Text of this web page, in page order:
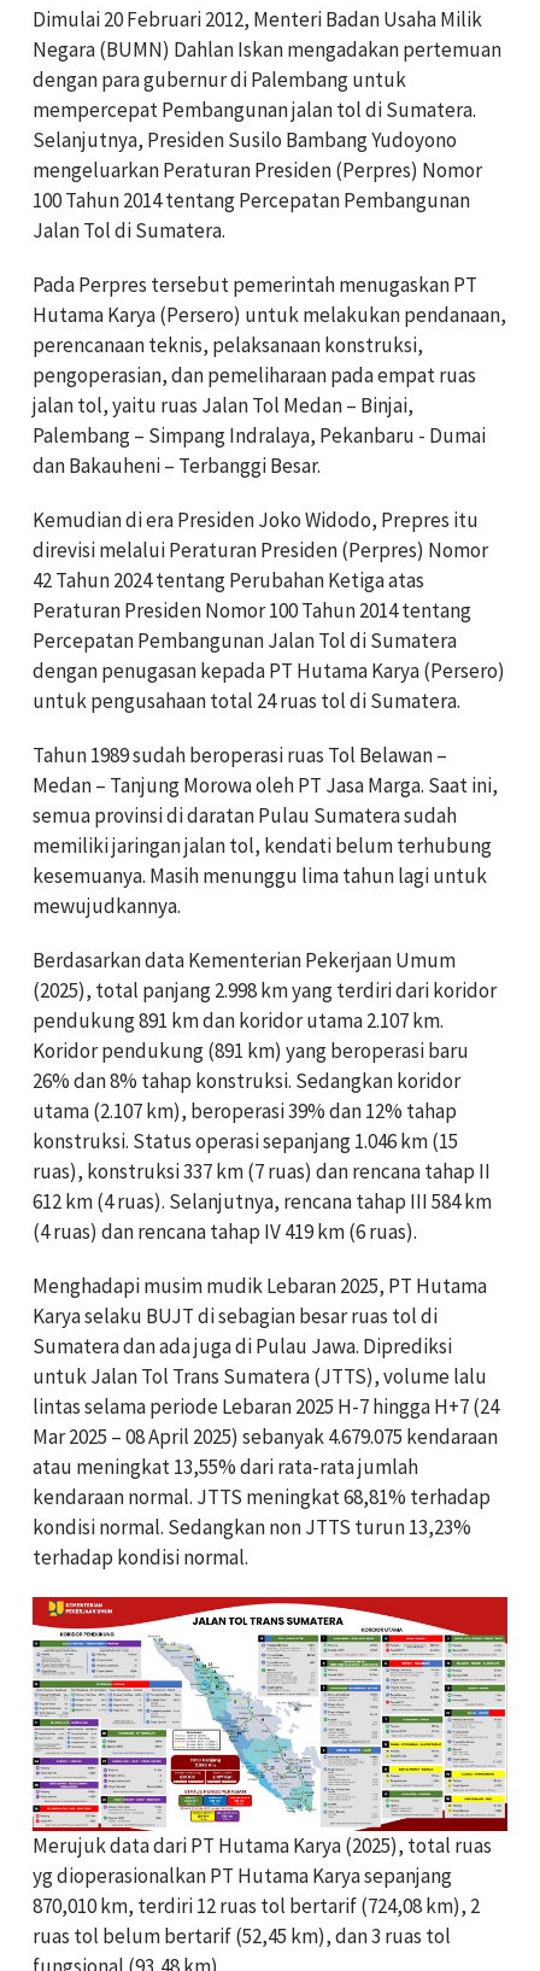
Dimulai 20 Februari 2012, Menteri Badan Usaha Milik
Negara (BUMN) Dahlan Iskan mengadakan pertemuan
dengan para gubernur di Palembang untuk
mempercepat Pembangunan jalan tol di Sumatera.
Selanjutnya, Presiden Susilo Bambang Yudoyono
mengeluarkan Peraturan Presiden (Perpres) Nomor
100 Tahun 2014 tentang Percepatan Pembangunan
Jalan Tol di Sumatera.
Pada Perpres tersebut pemerintah menugaskan PT
Hutama Karya (Persero) untuk melakukan pendanaan,
perencanaan teknis, pelaksanaan konstruksi,
pengoperasian, dan pemeliharaan pada empat ruas
jalan tol, yaitu ruas Jalan Tol Medan – Binjai,
Palembang – Simpang Indralaya, Pekanbaru - Dumai
dan Bakauheni – Terbanggi Besar.
Kemudian di era Presiden Joko Widodo, Prepres itu
direvisi melalui Peraturan Presiden (Perpres) Nomor
42 Tahun 2024 tentang Perubahan Ketiga atas
Peraturan Presiden Nomor 100 Tahun 2014 tentang
Percepatan Pembangunan Jalan Tol di Sumatera
dengan penugasan kepada PT Hutama Karya (Persero)
untuk pengusahaan total 24 ruas tol di Sumatera.
Tahun 1989 sudah beroperasi ruas Tol Belawan –
Medan – Tanjung Morowa oleh PT Jasa Marga. Saat ini,
semua provinsi di daratan Pulau Sumatera sudah
memiliki jaringan jalan tol, kendati belum terhubung
kesemuanya. Masih menunggu lima tahun lagi untuk
mewujudkannya.
Berdasarkan data Kementerian Pekerjaan Umum
(2025), total panjang 2.998 km yang terdiri dari koridor
pendukung 891 km dan koridor utama 2.107 km.
Koridor pendukung (891 km) yang beroperasi baru
26% dan 8% tahap konstruksi. Sedangkan koridor
utama (2.107 km), beroperasi 39% dan 12% tahap
konstruksi. Status operasi sepanjang 1.046 km (15
ruas), konstruksi 337 km (7 ruas) dan rencana tahap II
612 km (4 ruas). Selanjutnya, rencana tahap III 584 km
(4 ruas) dan rencana tahap IV 419 km (6 ruas).
Menghadapi musim mudik Lebaran 2025, PT Hutama
Karya selaku BUJT di sebagian besar ruas tol di
Sumatera dan ada juga di Pulau Jawa. Diprediksi
untuk Jalan Tol Trans Sumatera (JTTS), volume lalu
lintas selama periode Lebaran 2025 H-7 hingga H+7 (24
Mar 2025 – 08 April 2025) sebanyak 4.679.075 kendaraan
atau meningkat 13,55% dari rata-rata jumlah
kendaraan normal. JTTS meningkat 68,81% terhadap
kondisi normal. Sedangkan non JTTS turun 13,23%
terhadap kondisi normal.
Merujuk data dari PT Hutama Karya (2025), total ruas
yg dioperasionalkan PT Hutama Karya sepanjang
870,010 km, terdiri 12 ruas tol bertarif (724,08 km), 2
ruas tol belum bertarif (52,45 km), dan 3 ruas tol